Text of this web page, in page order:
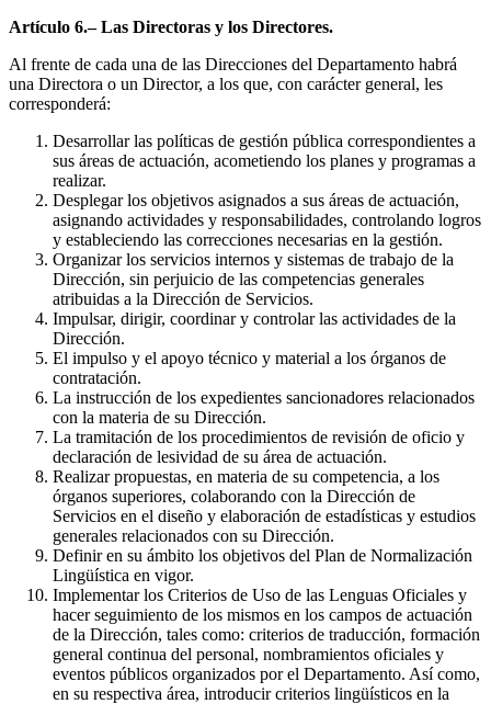
Artículo 6.– Las Directoras y los Directores.
Al frente de cada una de las Direcciones del Departamento habrá
una Directora o un Director, a los que, con carácter general, les
corresponderá:
Desarrollar las políticas de gestión pública correspondientes a
sus áreas de actuación, acometiendo los planes y programas a
realizar.
Desplegar los objetivos asignados a sus áreas de actuación,
asignando actividades y responsabilidades, controlando logros
y estableciendo las correcciones necesarias en la gestión.
Organizar los servicios internos y sistemas de trabajo de la
Dirección, sin perjuicio de las competencias generales
atribuidas a la Dirección de Servicios.
Impulsar, dirigir, coordinar y controlar las actividades de la
Dirección.
El impulso y el apoyo técnico y material a los órganos de
contratación.
La instrucción de los expedientes sancionadores relacionados
con la materia de su Dirección.
La tramitación de los procedimientos de revisión de oficio y
declaración de lesividad de su área de actuación.
Realizar propuestas, en materia de su competencia, a los
órganos superiores, colaborando con la Dirección de
Servicios en el diseño y elaboración de estadísticas y estudios
generales relacionados con su Dirección.
Definir en su ámbito los objetivos del Plan de Normalización
Lingüística en vigor.
Implementar los Criterios de Uso de las Lenguas Oficiales y
hacer seguimiento de los mismos en los campos de actuación
de la Dirección, tales como: criterios de traducción, formación
general continua del personal, nombramientos oficiales y
eventos públicos organizados por el Departamento. Así como,
en su respectiva área, introducir criterios lingüísticos en la